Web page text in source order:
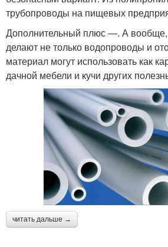
трубопроводы на пищевых
Дополнительный плюс —. А вообще,
делают не только водопроводы и
материал могут использовать как
дачной мебели и кучи других
читать дальше →